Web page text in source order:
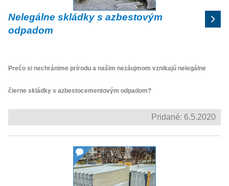
Nelegálne skládky s azbestovým
odpadom
Prečo si nechránime prírodu a našim nezáujmom vznikajú nelegálne
čierne skládky s azbestocementovým odpadom?
Pridané: 6.5.2020